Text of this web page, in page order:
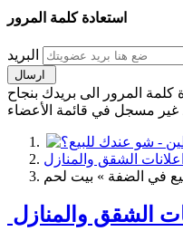
استعادة كلمة المرور
البريد
غير مسجل في قائمة الأعضاء
اعلانات الشقق والمنازل
في الضفة » بيت لحم
الشقق والمنازل